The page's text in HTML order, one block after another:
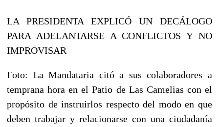
LA PRESIDENTA EXPLICÓ UN DECÁLOGO
PARA ADELANTARSE A CONFLICTOS Y NO
IMPROVISAR
Foto: La Mandataria citó a sus colaboradores a
temprana hora en el Patio de Las Camelias con el
propósito de instruirlos respecto del modo en que
deben trabajar y relacionarse con una ciudadanía